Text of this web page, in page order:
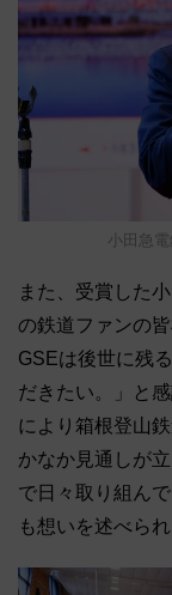
小田急
また、受賞した
の鉄道ファンの
GSEは後世に残
だきたい。」と
により箱根登山
かなか見通しが
で日々取り組ん
も想いを述べられ